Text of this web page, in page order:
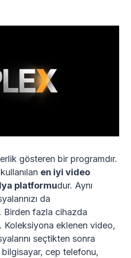
gösteren bir programdır.
en iyi video
platformudur. Aynı
da
Birden fazla cihazda
Koleksiyona eklenen video,
seçtikten sonra
bilgisayar, cep telefonu,